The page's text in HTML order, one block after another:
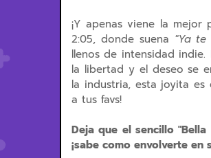
¡Y apenas viene la mejor
2:05, donde suena "Ya
llenos de intensidad
la libertad y el deseo se
la industria, esta joyita es
a tus favs!
Deja que el sencillo
¡sabe como envolverte en